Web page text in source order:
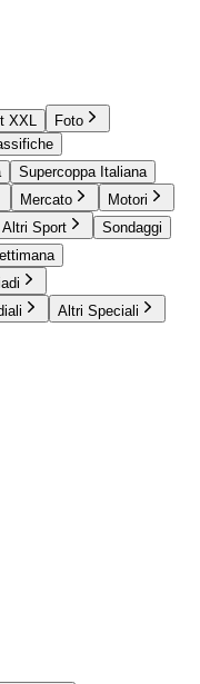
XXL
Foto
Supercoppa Italiana
Mercato
Motori
Altri Sport
Sondaggi
Altri Speciali